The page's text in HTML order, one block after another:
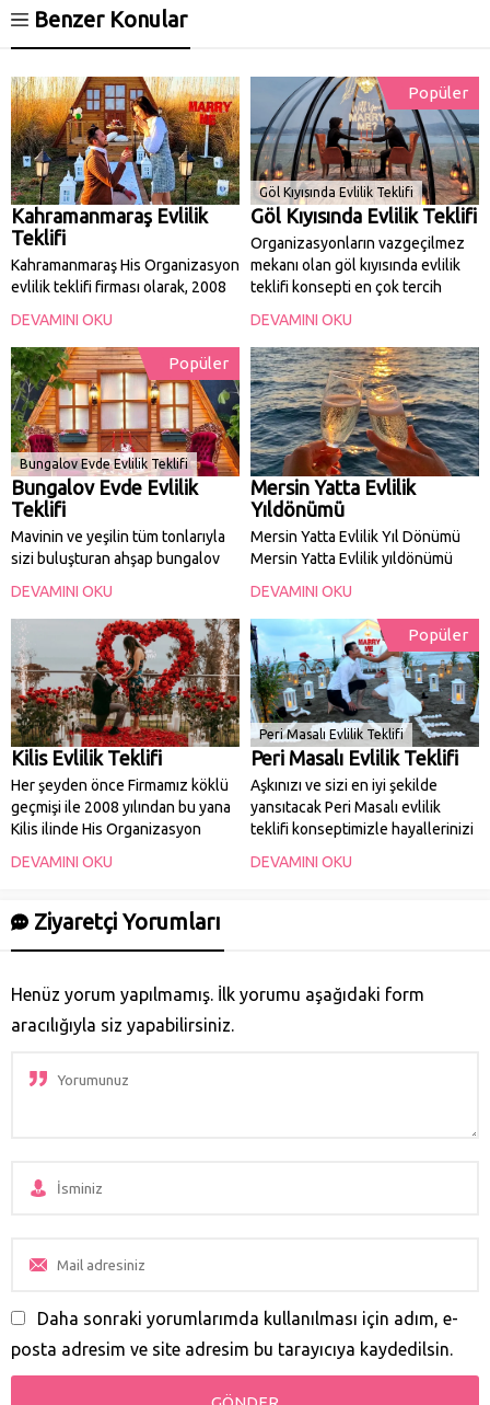
Benzer Konular
Kahramanmaraş Evlilik
Teklifi
Kahramanmaraş His Organizasyon
evlilik teklifi firması olarak, 2008
beraberliklerini evlilikle
taçlandırma kararı veren
çiftlerimizin aynı zamanda özel
anlarında profesyonel evlilik
teklifi hizmetleri sunuyoruz.
Ayrıca Yemyeşil ormanlık bir
alanda veya göl
kıyısı,cafe,restoran ve...
DEVAMINI OKU
Göl Kıyısında Evlilik Teklifi
Popüler
Göl Kıyısında Evlilik Teklifi
Organizasyonların vazgeçilmez
mekanı olan göl kıyısında evlilik
teklifi konsepti en çok tercih
geliyor. Aynı zamanda göl kıyısı
bulunan şehirler eşsiz manzarası
yanı sıra doğal güzelliğiyle evlilik
teklifi ve etkinliklere ev sahipliği
yapıyor....
DEVAMINI OKU
Bungalov Evde Evlilik Teklifi
Popüler
Bungalov Evde Evlilik
Teklifi
Mavinin ve yeşilin tüm tonlarıyla
sizi buluşturan ahşap bungalov
teklifine hazır olun. Bungalov
evde evlilik teklifi Doğa’da vakit
geçirmekten hoşlanan
çiftlerimize özel
konseptlerimizden oluşmaktadır.
Ayrıca Doğanın kalbinde romantik
bir başlangıç yapmak...
DEVAMINI OKU
Mersin Yatta Evlilik
Yıldönümü
Mersin Yatta Evlilik Yıl Dönümü
Mersin Yatta Evlilik yıldönümü
şirketimizin ayrıcalığı ile
unutulmaz kılabilirsiniz. Eşinize
yıldönümünüzde sürpriz bir
kutlama organizasyonu yapmak
için kiralık yat seçeneklerimizden
kendinize uygun olanı seçebilir
ve gerisini...
DEVAMINI OKU
Kilis Evlilik Teklifi
Her şeyden önce Firmamız köklü
geçmişi ile 2008 yılından bu yana
Kilis ilinde His Organizasyon
atmanız için profesyonel
nedenle Kilis organizasyon
firmaları arasında eşsiz hizmet
DEVAMINI OKU
Peri Masalı Evlilik Teklifi
Popüler
Peri Masalı Evlilik Teklifi
Aşkınızı ve sizi en iyi şekilde
yansıtacak Peri Masalı evlilik
teklifi konseptimizle hayallerinizi
peri masalına davet ediyoruz.
DEVAMINI OKU
Ziyaretçi Yorumları
Henüz yorum yapılmamış. İlk yorumu aşağıdaki form
aracılığıyla siz yapabilirsiniz.
Daha sonraki yorumlarımda kullanılması için adım, e-
posta adresim ve site adresim bu tarayıcıya kaydedilsin.